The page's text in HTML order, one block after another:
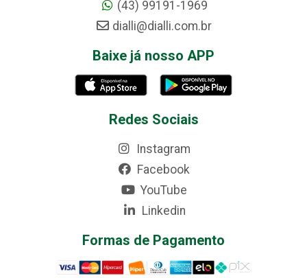
(43) 99191-1969
dialli@dialli.com.br
Baixe já nosso APP
Redes Sociais
Instagram
Facebook
YouTube
Linkedin
Formas de Pagamento